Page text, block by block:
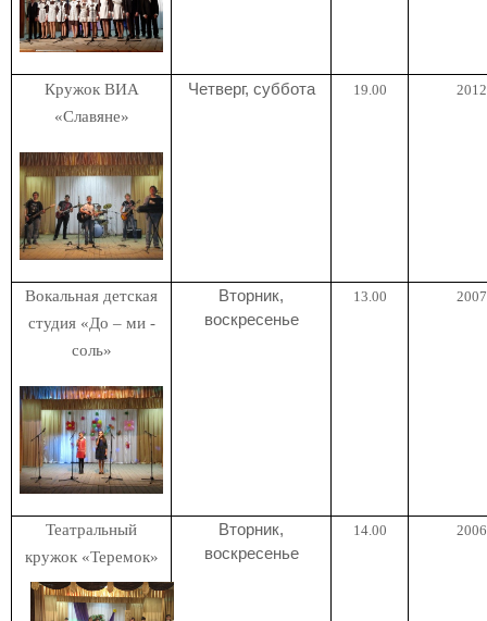
Кружок ВИА
«Славяне»
Четверг, суббота 19.00 2012
Вокальная детская
студия «До – ми -
соль»
Вторник,
воскресенье
13.00 2007
Театральный
кружок «Теремок»
Вторник,
воскресенье
14.00 2006